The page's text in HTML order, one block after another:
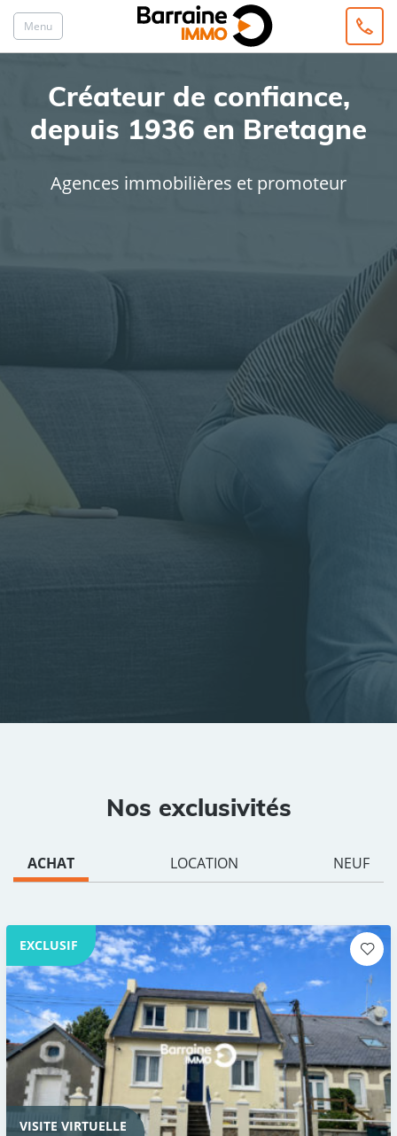
Menu
Créateur de confiance,
depuis 1936 en Bretagne
Agences immobilières et promoteur
Rayon
Nos exclusivités
ACHAT LOCATION NEUF
EXCLUSIF
VISITE VIRTUELLE